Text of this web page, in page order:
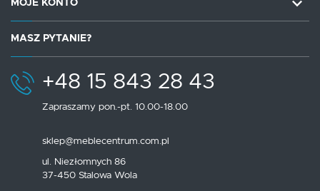
MOJE KONTO
MASZ PYTANIE?
+48 15 843 28 43
Zapraszamy pon.-pt. 10.00-18.00
sklep@meblecentrum.com.pl
ul. Niezłomnych 86
37-450 Stalowa Wola